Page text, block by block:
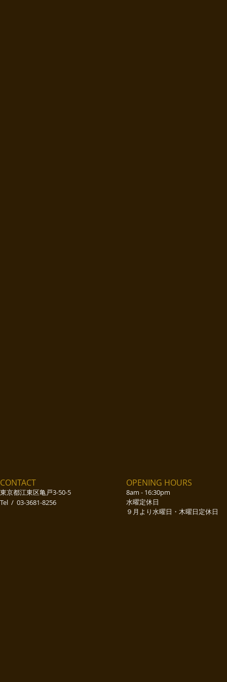
OPENING HOURS
8am - 16:30pm
水曜定休日​
​​９月より水曜日・木曜日定休日
CONTACT
東京都江東区亀戸3-50-5
​Tel / 03-3681-8256